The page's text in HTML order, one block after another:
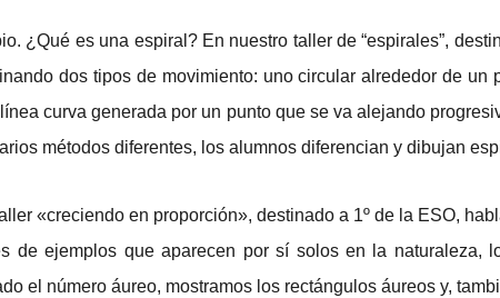
¿Qué es una espiral? En nuestro taller de “espirales”,
dos tipos de movimiento: uno circular alrededor de
curva generada por un punto que se va alejando
métodos diferentes, los alumnos diferencian y dibujan
«creciendo en proporción», destinado a 1º de la ESO,
de ejemplos que aparecen por sí solos en la naturaleza,
el número áureo, mostramos los rectángulos áureos y,